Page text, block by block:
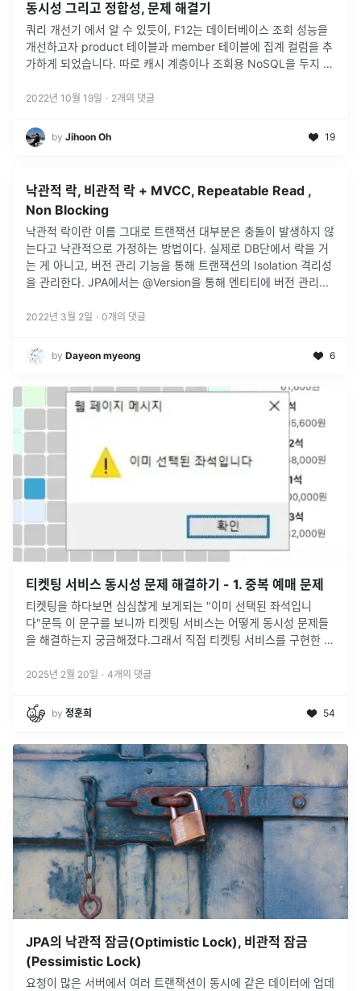
동시성 그리고 정합성, 문제 해결기
쿼리 개선기 에서 알 수 있듯이, F12는 데이터베이스 조회 성능을
개선하고자 product 테이블과 member 테이블에 집계 컬럼을 추
가하게 되었습니다. 따로 캐시 계층이나 조회용 NoSQL을 두지 않
를...
2022년 10월 19일 · 2개의 댓글
by Jihoon Oh 19
낙관적 락, 비관적 락 + MVCC, Repeatable Read ,
Non Blocking
낙관적 락이란 이름 그대로 트랜잭션 대부분은 충돌이 발생하지 않
는다고 낙관적으로 가정하는 방법이다. 실제로 DB단에서 락을 거
는 게 아니고, 버전 관리 기능을 통해 트랜잭션의 Isolation 격리성
을 관리한다. JPA에서는 @Version을 통해 엔티티에 버전 관리...
2022년 3월 2일 · 0개의 댓글
by Dayeon myeong 6
티켓팅 서비스 동시성 문제 해결하기 - 1. 중복 예매 문제
티켓팅을 하다보면 심심찮게 보게되는 "이미 선택된 좌석입니
다"문득 이 문구를 보니까 티켓팅 서비스는 어떻게 동시성 문제들
을 해결하는지 궁금해졌다.그래서 직접 티켓팅 서비스를 구현한 뒤
결해보았다.
2025년 2월 20일 · 4개의 댓글
by 정훈희 54
JPA의 낙관적 잠금(Optimistic Lock), 비관적 잠금
(Pessimistic Lock)
요청이 많은 서버에서 여러 트랜잭션이 동시에 같은 데이터에 업데